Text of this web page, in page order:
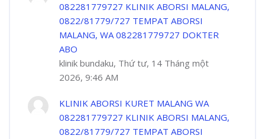
082281779727 KLINIK ABORSI MALANG,
0822/81779/727 TEMPAT ABORSI
MALANG, WA 082281779727 DOKTER
ABO
klinik bundaku, Thứ tư, 14 Tháng một
2026, 9:46 AM
KLINIK ABORSI KURET MALANG WA
082281779727 KLINIK ABORSI MALANG,
0822/81779/727 TEMPAT ABORSI